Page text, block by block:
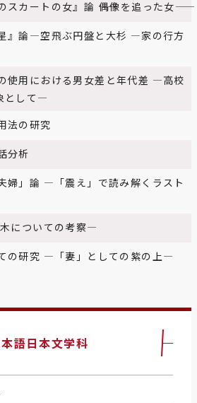
カートの女』論 ――偶像を追った女――
』論―空飛ぶ円盤と大杉 ―家の行方
使用における男女差と年代差 ―高校
として―
法の研究
分析
婦」論 ―「震え」で読み解くラスト
についての考察―
の研究 ―「妻」としての紫の上―
語日本文学科